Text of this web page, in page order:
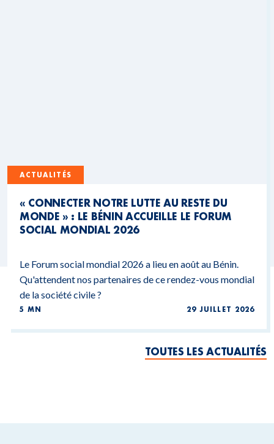
ACTUALITÉS
« CONNECTER NOTRE LUTTE AU RESTE DU
MONDE » : LE BÉNIN ACCUEILLE LE FORUM
SOCIAL MONDIAL 2026
Le Forum social mondial 2026 a lieu en août au Bénin.
Qu'attendent nos partenaires de ce rendez-vous mondial
de la société civile ?
5 MN 29 JUILLET 2026
TOUTES LES ACTUALITÉS